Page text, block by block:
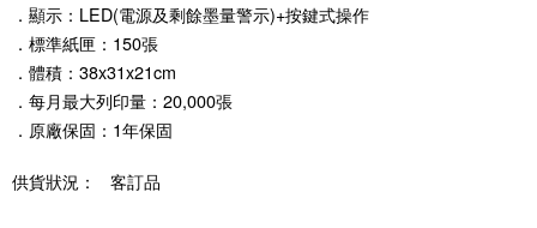
．顯示：LED(電源及剩餘墨量警示)+按鍵式操作
．標準紙匣：150張
．體積：38x31x21cm
．每月最大列印量：20,000張
．原廠保固：1年保固
供貨狀況： 客訂品